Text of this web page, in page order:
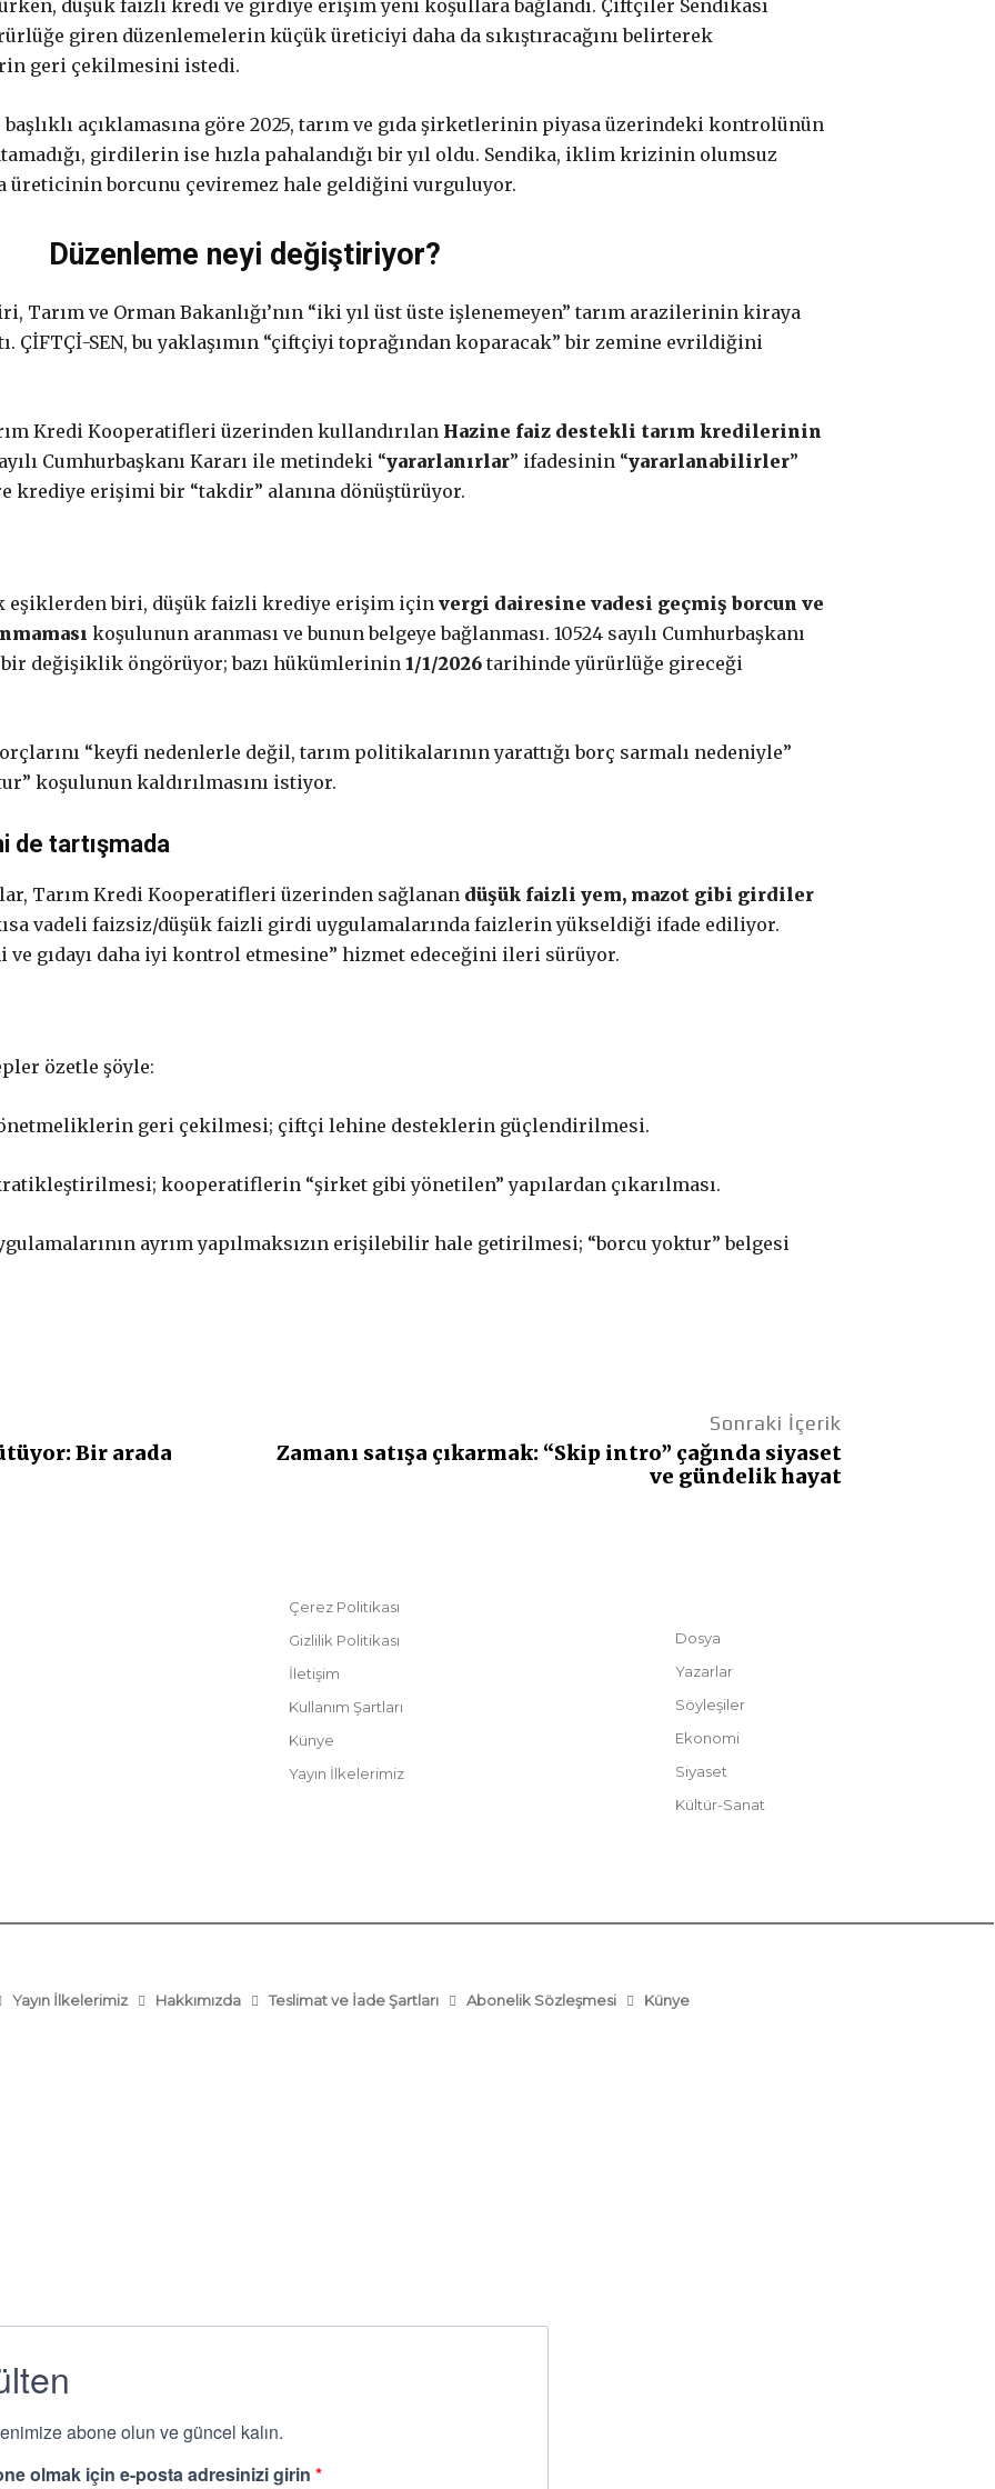
düşük faizli kredi ve girdiye erişim yeni koşullara bağlandı. Çiftçiler Sendikası
giren düzenlemelerin küçük üreticiyi daha da sıkıştıracağını belirterek
geri çekilmesini istedi.
başlıklı açıklamasına göre 2025, tarım ve gıda şirketlerinin piyasa üzerindeki kontrolünün
girdilerin ise hızla pahalandığı bir yıl oldu. Sendika, iklim krizinin olumsuz
üreticinin borcunu çeviremez hale geldiğini vurguluyor.
Düzenleme neyi değiştiriyor?
Tarım ve Orman Bakanlığı’nın “iki yıl üst üste işlenemeyen” tarım arazilerinin kiraya
SEN, bu yaklaşımın “çiftçiyi toprağından koparacak” bir zemine evrildiğini
Kredi Kooperatifleri üzerinden kullandırılan Hazine faiz destekli tarım kredilerinin
Cumhurbaşkanı Kararı ile metindeki “yararlanırlar” ifadesinin “yararlanabilirler”
krediye erişimi bir “takdir” alanına dönüştürüyor.
eşiklerden biri, düşük faizli krediye erişim için vergi dairesine vadesi geçmiş borcun ve
koşulunun aranması ve bunun belgeye bağlanması. 10524 sayılı Cumhurbaşkanı
değişiklik öngörüyor; bazı hükümlerinin 1/1/2026 tarihinde yürürlüğe gireceği
“keyfi nedenlerle değil, tarım politikalarının yarattığı borç sarmalı nedeniyle”
koşulunun kaldırılmasını istiyor.
de tartışmada
Tarım Kredi Kooperatifleri üzerinden sağlanan düşük faizli yem, mazot gibi girdiler
vadeli faizsiz/düşük faizli girdi uygulamalarında faizlerin yükseldiği ifade ediliyor.
ve gıdayı daha iyi kontrol etmesine” hizmet edeceğini ileri sürüyor.
özetle şöyle:
geri çekilmesi; çiftçi lehine desteklerin güçlendirilmesi.
kooperatiflerin “şirket gibi yönetilen” yapılardan çıkarılması.
ayrım yapılmaksızın erişilebilir hale getirilmesi; “borcu yoktur” belgesi
Bir arada
Sonraki İçerik
Zamanı satışa çıkarmak: “Skip intro” çağında siyaset
ve gündelik hayat
Çerez Politikası
Gizlilik Politikası
İletişim
Kullanım Şartları
Künye
Yayın İlkelerimiz
Dosya
Yazarlar
Söyleşiler
Ekonomi
Siyaset
Kültür-Sanat
Yayın İlkelerimiz Hakkımızda Teslimat ve İade Şartları Abonelik Sözleşmesi Künye